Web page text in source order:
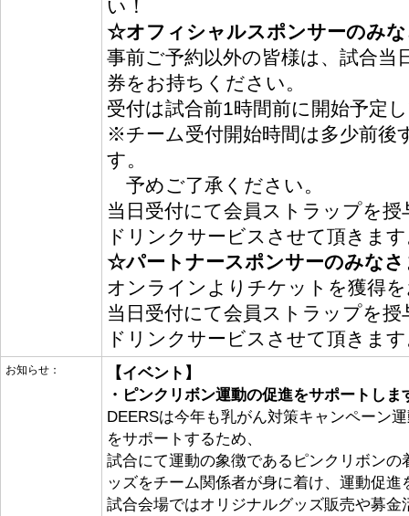
い！
☆オフィシャルスポンサーのみ
事前ご予約以外の皆様は、試合当
券をお持ちください。
受付は試合前1時間前に開始予定
※チーム受付開始時間は多少前後
す。
予めご了承ください。
当日受付にて会員ストラップを
ドリンクサービスさせて頂きま
☆パートナースポンサーのみな
オンラインよりチケットを獲得
当日受付にて会員ストラップを
ドリンクサービスさせて頂きま
お知らせ：
【イベント】
・ピンクリボン運動の促進をサポートしま
DEERSは今年も乳がん対策キャンペーン
をサポートするため、
試合にて運動の象徴であるピンクリボン
ッズをチーム関係者が身に着け、運動促
試合会場ではオリジナルグッズ販売や募金